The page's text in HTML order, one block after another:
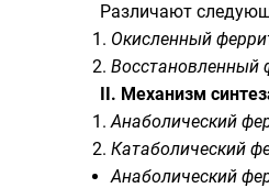
Различают
Окисленный
Восстановленный
II. Механизм
Анаболический
Катаболический
Анаболический